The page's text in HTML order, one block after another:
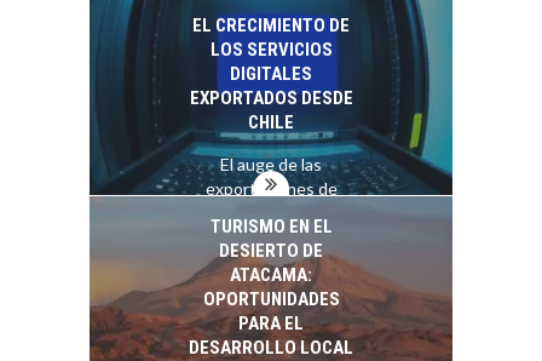
pymes en Chile:
alternativas que
trascienden el
crédito…
EL CRECIMIENTO DE
LOS SERVICIOS
DIGITALES
EXPORTADOS DESDE
CHILE
El auge de las
exportaciones de
Chile:…
TURISMO EN EL
DESIERTO DE
ATACAMA:
OPORTUNIDADES
PARA EL
DESARROLLO LOCAL